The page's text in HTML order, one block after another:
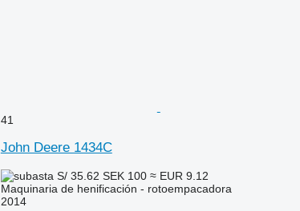
41
John Deere 1434C
S/ 35.62 SEK 100 ≈ EUR 9.12
Maquinaria de henificación - rotoempacadora
2014